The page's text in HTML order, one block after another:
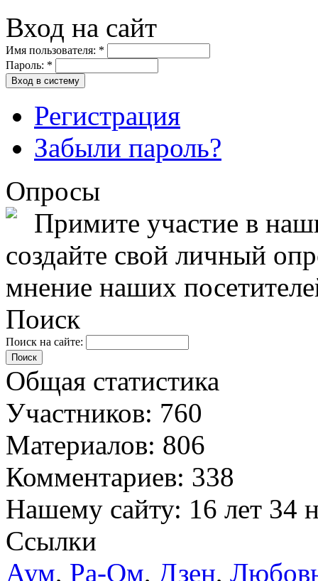
Вход на сайт
Имя пользователя: *
Пароль: *
Вход в систему
Регистрация
Забыли пароль?
Опросы
Примите участие в
создайте свой личный
мнение наших
Поиск
Поиск на сайте:
Поиск
Общая статистика
Участников: 760
Материалов: 806
Комментариев: 338
Нашему сайту: 16 лет 34
Ссылки
Аум, Ра-Ом, Дзен,